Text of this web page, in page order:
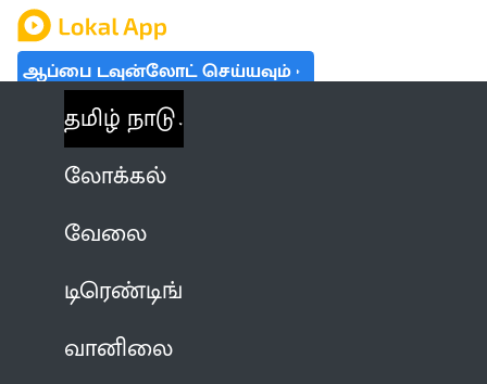
ஆப்பை டவுன்லோட் செய்யவும்
தமிழ் நாடு
லோக்கல்
வேலை
டிரெண்டிங்
வானிலை